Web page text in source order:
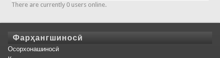
There are currently 0 users online.
Фарҳангшиносӣ
Осорхонашиносӣ